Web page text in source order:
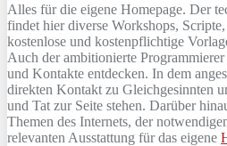
Alles für die eigene Homepage. Der
findet hier diverse Workshops,
kostenlose und kostenpflichtige
Auch der ambitionierte
und Kontakte entdecken. In dem
direkten Kontakt zu Gleichgesinnten
und Tat zur Seite stehen. Darüber
Themen des Internets, der
relevanten Ausstattung für das eigene